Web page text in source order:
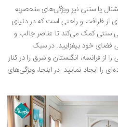
یا سنتی نیز ویژگی‌های منحصربه‌
از ظرافت و راحتی است که در دنیای
سنتی کمک می‌کند تا عناصر جالب و
فضای خود بیفزایید. در سبک
از فرانسه، انگلستان و شرق را در کنار
را ایجاد نمایید. در اینجا، ویژگی‌های